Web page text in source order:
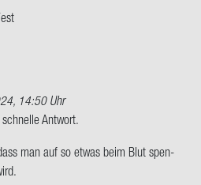
14:50 Uhr
Ant­wort.
man auf so etwas beim Blut spen­